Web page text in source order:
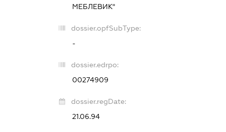
МЕБЛЕВИК"
dossier.opfSubType:
-
dossier.edrpo:
00274909
dossier.regDate:
21.06.94